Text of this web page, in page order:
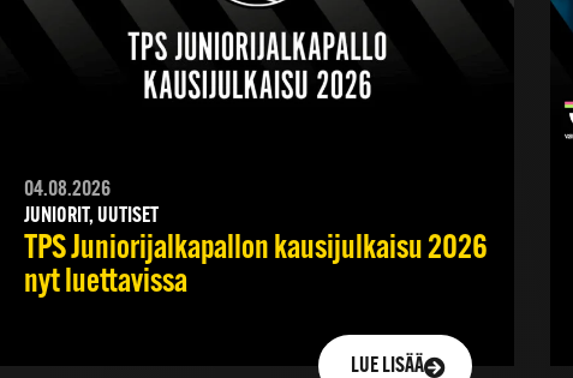
04.08.2026
JUNIORIT, UUTISET
TPS Juniorijalkapallon kausijulkaisu 2026
nyt luettavissa
LUE LISÄÄ